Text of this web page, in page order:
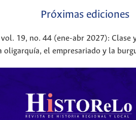
Próximas ediciones
19, no. 44 (ene-abr 2027): Clase
oligarquía, el empresariado y la